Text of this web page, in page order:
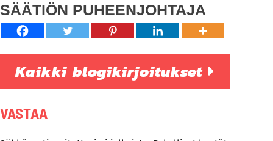
SÄÄTIÖN PUHEENJOHTAJA
Kaikki blogikirjoitukset
VASTAA